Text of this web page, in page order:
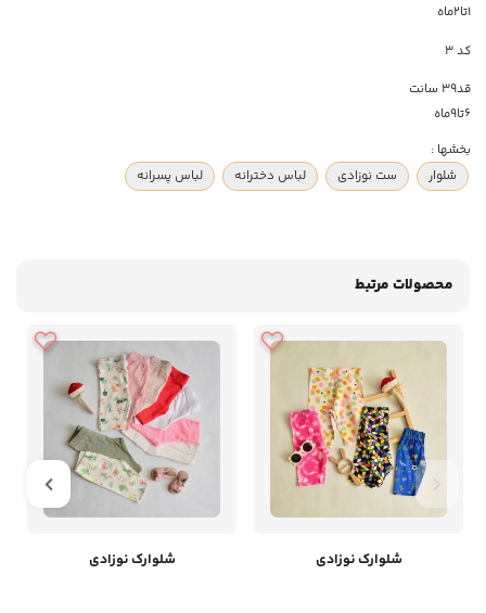
۱تا۲ماه
کد ۳
قد۳۹ سانت
۶تا۹ماه
بخشها :
شلوار
ست نوزادی لباس دخترانه لباس پسرانه
محصولات مرتبط
شلوارک نوزادی شلوارک نوزادی